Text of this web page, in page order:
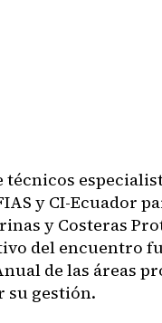
y CI-Ecuador
y Costeras
del encuentro
de las áreas
su gestión.